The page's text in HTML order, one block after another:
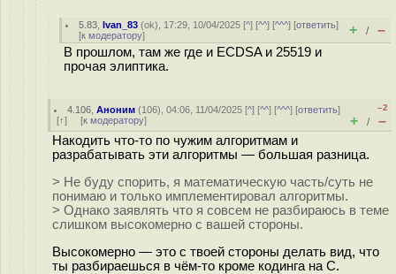
5.83 ,Ivan_83 (ok), 17:29, 10/04/2025 [^] [^^] [^^^] [ответить]
[к модератору] + / –
В прошлом, там же где и ECDSA и 25519 и
прочая элиптика.
4.106 ,Аноним (106), 04:06, 11/04/2025 [^] [^^] [^^^] [ответить]
[↑] [к модератору]
–2
+ / –
Накодить что-то по чужим алгоритмам и
разрабатывать эти алгоритмы — большая разница.
> Не буду спорить, я математическую часть/суть не
понимаю и только имплементировал алгоритмы.
> Однако заявлять что я совсем не разбираюсь в теме
слишком высокомерно с вашей стороны.
Высокомерно — это с твоей стороны делать вид, что
ты разбираешься в чём-то кроме кодинга на С.